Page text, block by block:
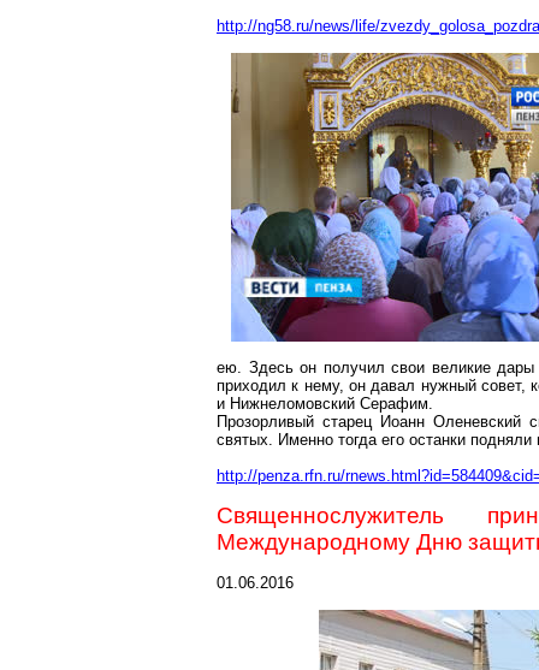
http://ng58.ru/news/life/
ею. Здесь он получил свои великие
приходил к нему, он давал нужный совет,
и Нижнеломовский Серафим.
Прозорливый старец ИоаннОленевский
святых. Именно тогда его останки
http://penza.rfn.ru/
Священнослужитель
Международному Дню
01.06.2016